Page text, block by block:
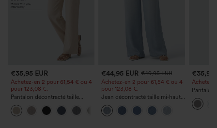
€35,95 EUR
Achetez-en 2 pour 61,54 € ou 4
pour 123,08 €.
Pantalon décontracté taille
haute à jambe droite, effet lin,
avec poches
€44,95 EUR €49,95 EUR
Achetez-en 2 pour 61,54 € ou 4
pour 123,08 €.
Jean décontracté taille mi‑haute,
à cordon de serrage, avec
poches
€35,95
Achetez-
Pantalon
poches